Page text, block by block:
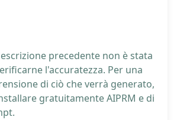
precedente non è stata
l'accuratezza. Per una
di ciò che verrà generato,
gratuitamente AIPRM e di